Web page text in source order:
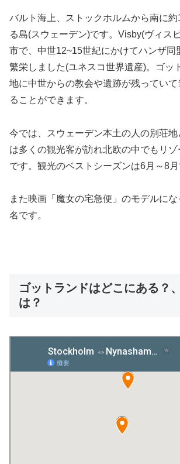
バルト海上、ストックホルムから南に
る島(スウェーデン)です。Visby(ヴィス
市で、中世12~15世紀にかけてハンザ同
繁栄しました(ユネスコ世界遺産)。ゴッ
地に中世からの教会や遺跡が残ってい
ることができます。
今では、スウェーデン本土の人の別荘
は多くの観光客が訪れ北欧の中でもリ
です。観光のベストシーズンは6月～8月
また映画「魔女の宅急便」のモデルに
名です。
ゴットランドはどこにある？
は？